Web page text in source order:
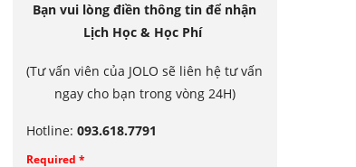
Bạn vui lòng điền thông tin để nhận
Lịch Học & Học Phí
(Tư vấn viên của JOLO sẽ liên hệ tư vấn
ngay cho bạn trong vòng 24H)
Hotline: 093.618.7791
Required *